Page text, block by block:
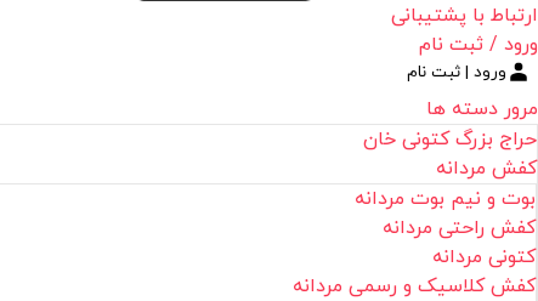
ارتباط با پشتیبانی
ورود / ثبت نام
ورود | ثبت نام
مرور دسته ها
حراج بزرگ کتونی خان
کفش مردانه
بوت و نیم بوت مردانه
کفش راحتی مردانه
کتونی مردانه
کفش کلاسیک و رسمی مردانه